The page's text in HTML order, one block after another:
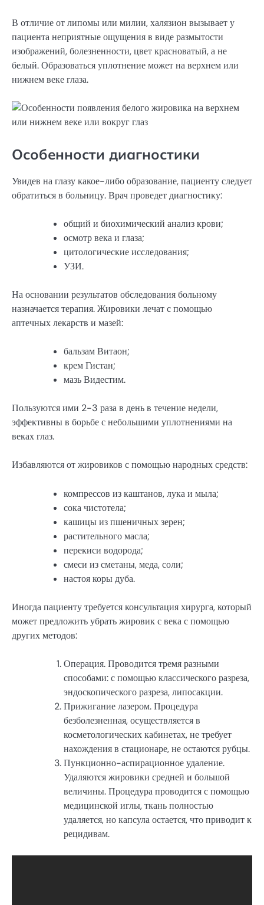
В отличие от липомы или милии, халязион вызывает у
пациента неприятные ощущения в виде размытости
изображений, болезненности, цвет красноватый, а не
белый. Образоваться уплотнение может на верхнем или
нижнем веке глаза.
Особенности диагностики
Увидев на глазу какое-либо образование, пациенту следует
обратиться в больницу. Врач проведет диагностику:
общий и биохимический анализ крови;
осмотр века и глаза;
цитологические исследования;
УЗИ.
На основании результатов обследования больному
назначается терапия. Жировики лечат с помощью
аптечных лекарств и мазей:
бальзам Витаон;
крем Гистан;
мазь Видестим.
Пользуются ими 2-3 раза в день в течение недели,
эффективны в борьбе с небольшими уплотнениями на
веках глаз.
Избавляются от жировиков с помощью народных средств:
компрессов из каштанов, лука и мыла;
сока чистотела;
кашицы из пшеничных зерен;
растительного масла;
перекиси водорода;
смеси из сметаны, меда, соли;
настоя коры дуба.
Иногда пациенту требуется консультация хирурга, который
может предложить убрать жировик с века с помощью
других методов:
Операция. Проводится тремя разными
способами: с помощью классического разреза,
эндоскопического разреза, липосакции.
Прижигание лазером. Процедура
безболезненная, осуществляется в
косметологических кабинетах, не требует
нахождения в стационаре, не остаются рубцы.
Пункционно-аспирационное удаление.
Удаляются жировики средней и большой
величины. Процедура проводится с помощью
медицинской иглы, ткань полностью
удаляется, но капсула остается, что приводит к
рецидивам.